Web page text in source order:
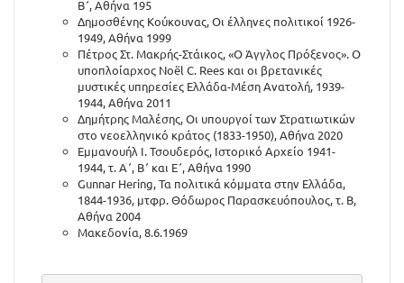
Β΄, Αθήνα 195
Δημοσθένης Κούκουνας, Οι έλληνες πολιτικοί 1926-
1949, Αθήνα 1999
Πέτρος Στ. Μακρής-Στάικος, «Ο Άγγλος Πρόξενος». Ο
υποπλοίαρχος Noël C. Rees και οι βρετανικές
μυστικές υπηρεσίες Ελλάδα-Μέση Ανατολή, 1939-
1944, Αθήνα 2011
Δημήτρης Μαλέσης, Οι υπουργοί των Στρατιωτικών
στο νεοελληνικό κράτος (1833-1950), Αθήνα 2020
Εμμανουήλ Ι. Τσουδερός, Ιστορικό Αρχείο 1941-
1944, τ. Α΄, Β΄ και Ε΄, Αθήνα 1990
Gunnar Hering, Τα πολιτικά κόμματα στην Ελλάδα,
1844-1936, μτφρ. Θόδωρος Παρασκευόπουλος, τ. Β,
Αθήνα 2004
Μακεδονία, 8.6.1969